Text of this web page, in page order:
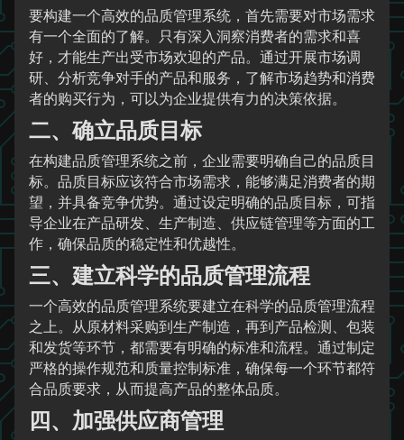
要构建一个高效的品质管理系统，首先需要对市场需求
有一个全面的了解。只有深入洞察消费者的需求和喜
好，才能生产出受市场欢迎的产品。通过开展市场调
研、分析竞争对手的产品和服务，了解市场趋势和消费
者的购买行为，可以为企业提供有力的决策依据。
二、确立品质目标
在构建品质管理系统之前，企业需要明确自己的品质目
标。品质目标应该符合市场需求，能够满足消费者的期
望，并具备竞争优势。通过设定明确的品质目标，可指
导企业在产品研发、生产制造、供应链管理等方面的工
作，确保品质的稳定性和优越性。
三、建立科学的品质管理流程
一个高效的品质管理系统要建立在科学的品质管理流程
之上。从原材料采购到生产制造，再到产品检测、包装
和发货等环节，都需要有明确的标准和流程。通过制定
严格的操作规范和质量控制标准，确保每一个环节都符
合品质要求，从而提高产品的整体品质。
四、加强供应商管理